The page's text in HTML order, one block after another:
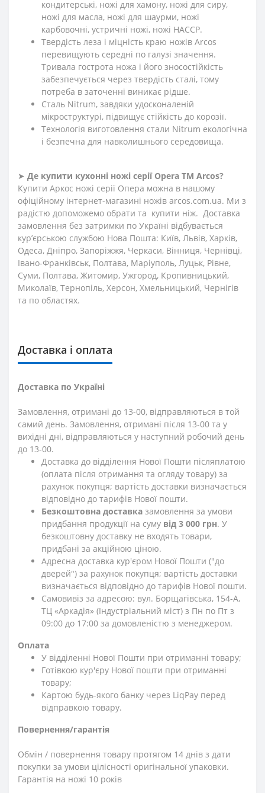
кондитерські, ножі для хамону, ножі для сиру,
ножі для масла, ножі для шаурми, ножі
карбовочні, устричні ножі, ножі HACCP.
Твердість леза і міцність краю ножів Arcos
перевищують середні по галузі значення.
Тривала гострота ножа і його зносостійкість
забезпечується через твердість сталі, тому
потреба в заточенні виникає рідше.
Сталь Nitrum, завдяки удосконаленій
мікроструктурі, підвищує стійкість до корозії.
Технологія виготовлення стали Nitrum екологічна
і безпечна для навколишнього середовища.
➤ Де купити кухонні ножі серії Opera ТМ Arcos?
Купити Аркос ножі серії Опера можна в нашому
офіційному інтернет-магазині ножів arcos.com.ua. Ми з
радістю допоможемо обрати та купити ніж. Доставка
замовлення без затримки по Україні відбувається
кур’єрською службою Нова Пошта: Київ, Львів, Харків,
Одеса, Дніпро, Запоріжжя, Черкаси, Вінниця, Чернівці,
Івано-Франківськ, Полтава, Маріуполь, Луцьк, Рівне,
Суми, Полтава, Житомир, Ужгород, Кропивницький,
Миколаїв, Тернопіль, Херсон, Хмельницький, Чернігів
та по областях.
Доставка і оплата
Доставка по Україні
Замовлення, отримані до 13-00, відправляються в той
самий день. Замовлення, отримані після 13-00 та у
вихідні дні, відправляються у наступний робочий день
до 13-00.
Доставка до відділення Нової Пошти післяплатою
(оплата після отримання та огляду товару) за
рахунок покупця; вартість доставки визначається
відповідно до тарифів Нової пошти.
Безкоштовна доставка замовлення за умови
придбання продукції на суму від 3 000 грн. У
безкоштовну доставку не входять товари,
придбані за акційною ціною.
Адресна доставка кур'єром Нової Пошти ("до
дверей") за рахунок покупця; вартість доставки
визначається відповідно до тарифів Нової пошти.
Самовивіз за адресою: вул. Борщагівська, 154-А,
ТЦ «Аркадія» (Індустріальний міст) з Пн по Пт з
09:00 до 17:00 за домовленістю з менеджером.
Оплата
У відділенні Нової Пошти при отриманні товару;
Готівкою кур'єру Нової пошти при отриманні
товару;
Картою будь-якого банку через LiqPay перед
відправкою товару.
Повернення/гарантія
Обмін / повернення товару протягом 14 днів з дати
покупки за умови цілісності оригінальної упаковки.
Гарантія на ножі 10 років